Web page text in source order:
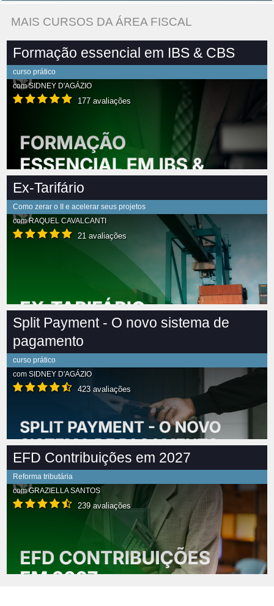
MAIS CURSOS DA ÁREA FISCAL
Formação essencial em IBS & CBS
curso prático
comSIDNEY D'AGÁZIO
177 avaliações
Ex-Tarifário
Como zerar o II e acelerar seus projetos
comRAQUEL CAVALCANTI
21 avaliações
Split Payment - O novo sistema de
pagamento
curso prático
com SIDNEY D'AGÁZIO
423 avaliações
EFD Contribuições em 2027
Reforma tributária
comGRAZIELLA SANTOS
239 avaliações